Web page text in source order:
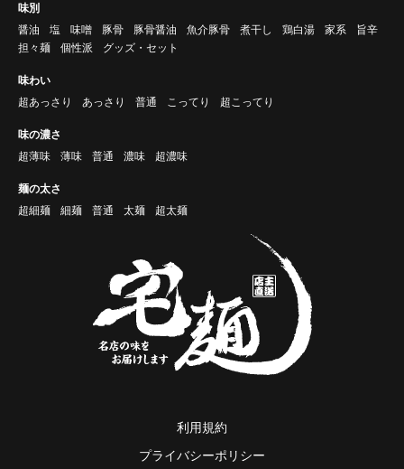
味別
醤油
塩 味噌 豚骨 豚骨醤油 魚介豚骨 煮干し 鶏白湯 家系
旨辛
担々麺
個性派 グッズ・セット
味わい
超あっさり
あっさり 普通 こってり 超こってり
味の濃さ
超薄味
薄味 普通 濃味 超濃味
麺の太さ
超細麺
細麺 普通 太麺 超太麺
利用規約
プライバシーポリシー